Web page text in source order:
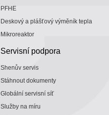
PFHE
Deskový a plášťový výměník tepla
Mikroreaktor
Servisní podpora
Shenův servis
Stáhnout dokumenty
Globální servisní síť
Služby na míru